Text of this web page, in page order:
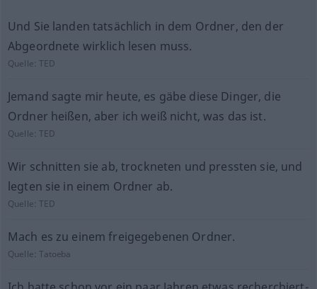
Und Sie landen tatsächlich in dem Ordner, den der
Abgeordnete wirklich lesen muss.
Quelle:TED
Jemand sagte mir heute, es gäbe diese Dinger, die
Ordner heißen, aber ich weiß nicht, was das ist.
Quelle:TED
Wir schnitten sie ab, trockneten und pressten sie, und
legten sie in einem Ordner ab.
Quelle:TED
Mach es zu einem freigegebenen Ordner.
Quelle:Tatoeba